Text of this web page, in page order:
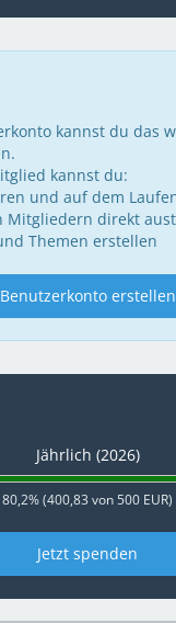
kannst du das
kannst du:
und auf dem
Mitgliedern direkt
Themen erstellen
Benutzerkonto erstellen
Jährlich (2026)
80,2% (400,83 von 500 EUR)
Jetzt spenden